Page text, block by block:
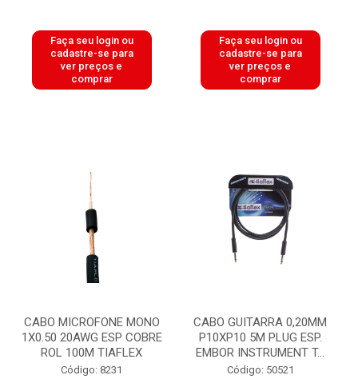
Faça seu login ou
cadastre-se para
ver preços e
comprar
Faça seu login ou
cadastre-se para
ver preços e
comprar
CABO MICROFONE MONO
1X0.50 20AWG ESP COBRE
ROL 100M TIAFLEX
Código: 8231
CABO GUITARRA 0,20MM
P10XP10 5M PLUG ESP.
EMBOR INSTRUMENT T...
Código: 50521